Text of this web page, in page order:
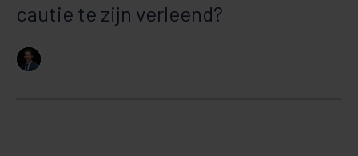
cautie te zijn verleend?